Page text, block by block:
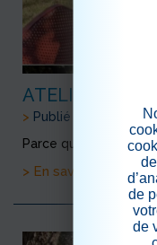
ATELIER
> Publié le 26/04/
Parce que,
> En savoir plus
de
de